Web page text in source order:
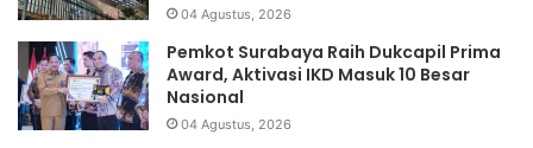
04 Agustus, 2026
Pemkot Surabaya Raih Dukcapil Prima
Award, Aktivasi IKD Masuk 10 Besar
Nasional
04 Agustus, 2026